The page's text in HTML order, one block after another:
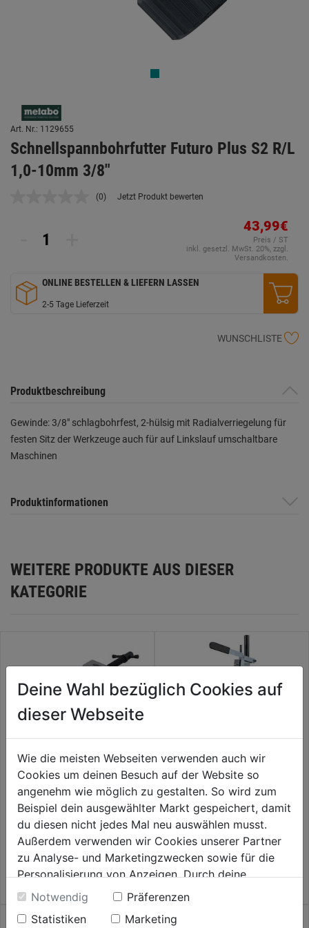
Art. Nr.: 1129655
Schnellspannbohrfutter Futuro Plus S2 R/L
1,0-10mm 3/8"
Kein
(0) Jetzt Produkt bewerten
43,99€
Preis / ST
inkl. gesetzl. MwSt. 20%, zzgl.
Versandkosten.
ONLINE BESTELLEN & LIEFERN LASSEN
2-5 Tage Lieferzeit
WUNSCHLISTE
Produktbeschreibung
Gewinde: 3/8" schlagbohrfest, 2-hülsig mit Radialverriegelung für
festen Sitz der Werkzeuge auch für auf Linkslauf umschaltbare
Maschinen
Produktinformationen
WEITERE PRODUKTE AUS DIESER
KATEGORIE
Maschinenschraubstock
Backenbreite 85mm
0.0 (0)
0.0
von
45,99€
Bohrständer m. Rundsäule
Höhe 500mm
0.0 (0)
0.0
von
5
47,59€
Deine Wahl bezüglich Cookies auf
dieser Webseite
Wie die meisten Webseiten verwenden auch wir
Cookies um deinen Besuch auf der Website so
angenehm wie möglich zu gestalten. So wird zum
Beispiel dein ausgewählter Markt gespeichert, damit
du diesen nicht jedes Mal neu auswählen musst.
Außerdem verwenden wir Cookies unserer Partner
zu Analyse- und Marketingzwecken sowie für die
Personalisierung von Anzeigen. Durch deine
Einwilligung werden die Daten von Drittanbieter,
unter anderem auch in den USA, verarbeitet.
Durch Klick auf "Alle Cookies erlauben" stimmst du
Notwendig
Präferenzen
Statistiken
Marketing